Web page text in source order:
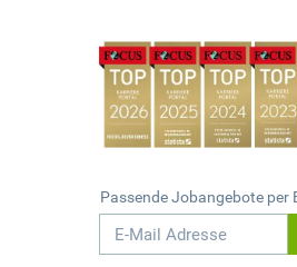
Passende Jobangebote per